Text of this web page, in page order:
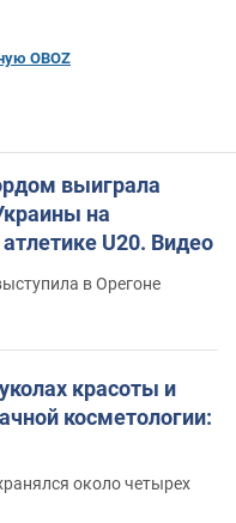
OBOZ
выиграла
на
U20. Видео
в Орегоне
красоты и
косметологии:
около четырех